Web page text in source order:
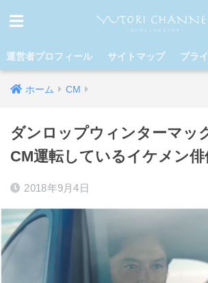
運営者プロフィール サイトマップ プラ
ホーム CM
ダンロップウィンターマッ
CM運転しているイケメン俳
2018年9月4日